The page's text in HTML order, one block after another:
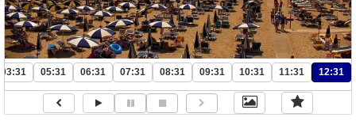
03:31 05:31 06:31 07:31 08:31 09:31 10:31 11:31 12:31